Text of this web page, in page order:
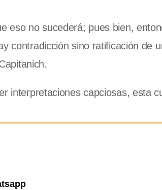
eso no sucederá; pues bien,
contradicción sino ratificación de
interpretaciones capciosas, esta